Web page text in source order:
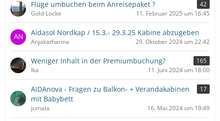
Flüge umbuchen beim Anreisepaket ?
42
Gold-Locke
11. Februar 2025 um 16:45
Aidasol Nordkap / 15.3.- 29.3.25 Kabine abzugeben
Anjakatharina 29. Oktober 2024 um 22:42
Weniger Inhalt in der Premiumbuchung?
165
Ika
11. Juni 2024 um 18:00
AIDAnova - Fragen zu Balkon- + Verandakabinen
mit Babybett
17
jumala 16. Mai 2024 um 19:49